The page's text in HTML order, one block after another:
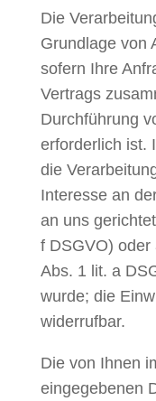
Die
Grundlage von
sofern Ihre
Vertrags
Durchführung
erforderlich ist.
die
Interesse an
an uns
f DSGVO) oder
Abs. 1 lit. a
wurde; die
widerrufbar.
Die von Ihnen
eingegebenen